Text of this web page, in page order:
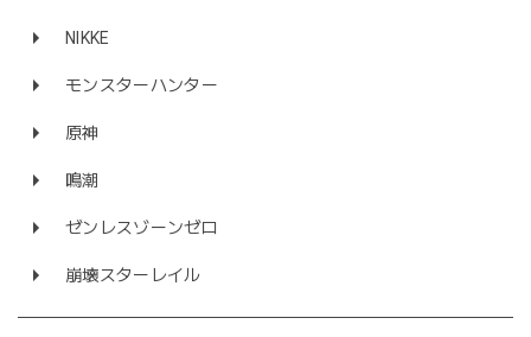
NIKKE
モンスターハンター
原神
鳴潮
ゼンレスゾーンゼロ
崩壊スターレイル